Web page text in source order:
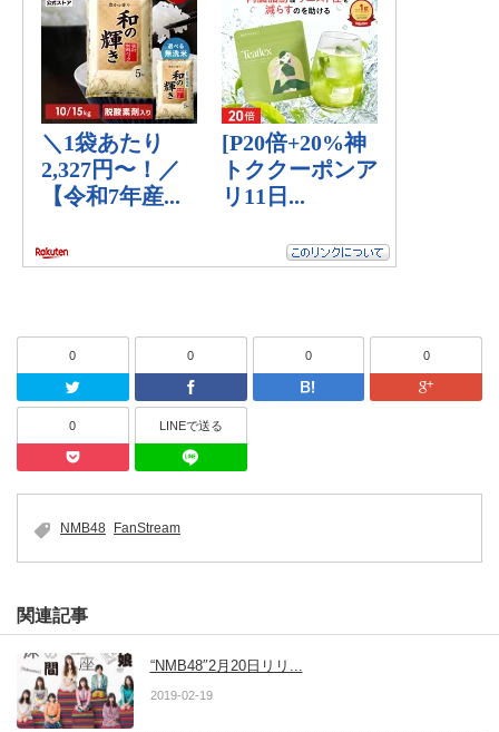
0
Twitter
0
Facebook
0
はてなブッ
0
0
Pocket
LINEで送る
NMB48 FanStream
関連記事
“NMB48″2月20日リリ...
2019-02-19